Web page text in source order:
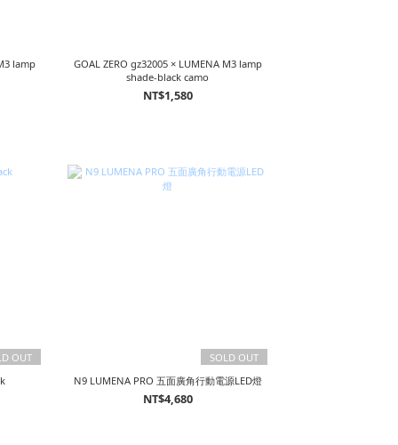
GOAL ZERO gz32005 × LUMENA M3 lamp
shade-black camo
NT$1,580
OUT
SOLD OUT
N9 LUMENA PRO 五面廣角行動電源LED燈
NT$4,680